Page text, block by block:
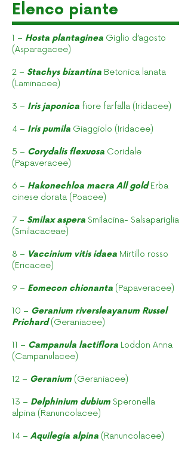
Elenco piante
1 – Hosta plantaginea Giglio d’agosto
(Asparagacee)
2 – Stachys bizantina Betonica lanata
(Laminacee)
3 – Iris japonica fiore farfalla (Iridacee)
4 – Iris pumila Giaggiolo (Iridacee)
5 – Corydalis flexuosa Coridale
(Papaveracee)
6 – Hakonechloa macra All goldErba
cinese dorata (Poacee)
7 – Smilax aspera Smilacina- Salsapariglia
(Smilacaceae)
8 – Vaccinium vitis idaea Mirtillo rosso
(Ericacee)
9 – Eomecon chionanta (Papaveracee)
10 – Geranium riversleayanum Russel
Prichard(Geraniacee)
11 – Campanula lactiflora Loddon Anna
(Campanulacee)
12 – Geranium (Geraniacee)
13 – Delphinium dubium Speronella
alpina (Ranuncolacee)
14 – Aquilegia alpina (Ranuncolacee)